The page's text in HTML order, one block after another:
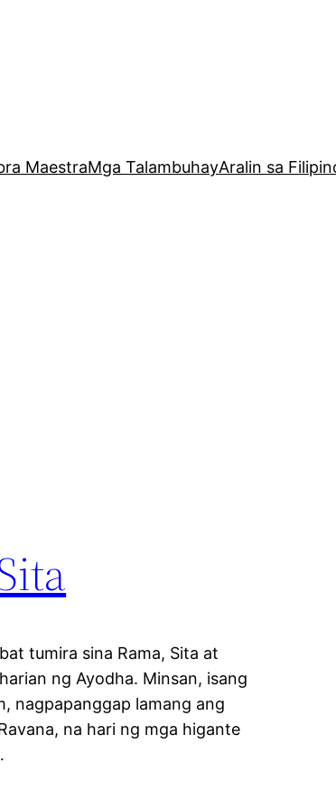
MaestraMga TalambuhayAralin sa
tumira sina Rama, Sita at
ng Ayodha. Minsan, isang
nagpapanggap lamang ang
na hari ng mga higante